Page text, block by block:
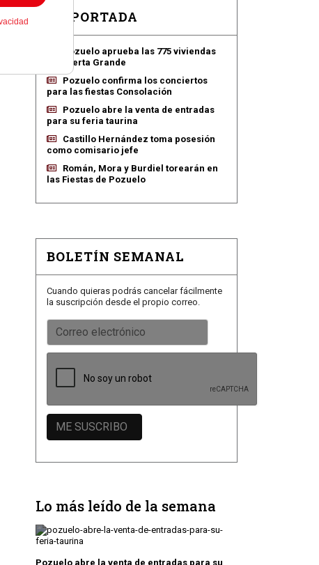
EN PORTADA
Pozuelo aprueba las 775 viviendas
de Huerta Grande
Pozuelo confirma los conciertos
para las fiestas Consolación
Pozuelo abre la venta de entradas
para su feria taurina
Castillo Hernández toma posesión
como comisario jefe
Román, Mora y Burdiel torearán en
las Fiestas de Pozuelo
BOLETÍN SEMANAL
Cuando quieras podrás cancelar fácilmente
la suscripción desde el propio correo.
Lo más leído de la semana
Pozuelo abre la venta de entradas para su